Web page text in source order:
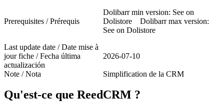
Prerequisites / Prérequis
Dolibarr min version: See on
Dolistore Dolibarr max version:
See on Dolistore
Last update date / Date mise à
jour fiche / Fecha última
actualización
2026-07-10
Note / Nota Simplification de la CRM
Qu'est-ce que ReedCRM ?